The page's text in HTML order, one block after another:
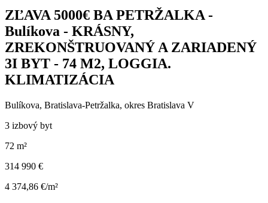
ZĽAVA 5000€ BA PETRŽALKA -
Bulíkova - KRÁSNY,
ZREKONŠTRUOVANÝ A ZARIADENÝ
3I BYT - 74 M2, LOGGIA.
KLIMATIZÁCIA
Bulíkova, Bratislava-Petržalka, okres Bratislava V
3 izbový byt
72 m²
314 990 €
4 374,86 €/m²